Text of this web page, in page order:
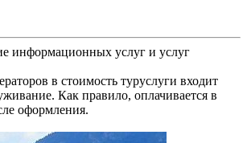
информационных услуг и услуг
в стоимость туруслуги входит
Как правило, оплачивается в
оформления.